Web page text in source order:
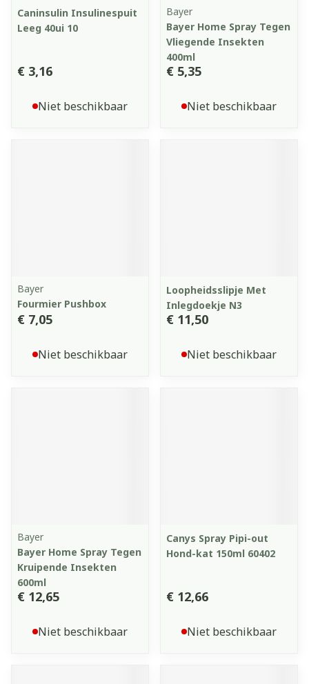
Caninsulin Insulinespuit
Leeg 40ui 10
€ 3,16
Niet beschikbaar
Bayer
Bayer Home Spray Tegen
Vliegende Insekten
400ml
€ 5,35
Niet beschikbaar
Bayer
Fourmier Pushbox
€ 7,05
Niet beschikbaar
Loopheidsslipje Met
Inlegdoekje N3
€ 11,50
Niet beschikbaar
Bayer
Bayer Home Spray Tegen
Kruipende Insekten
600ml
€ 12,65
Niet beschikbaar
Canys Spray Pipi-out
Hond-kat 150ml 60402
€ 12,66
Niet beschikbaar